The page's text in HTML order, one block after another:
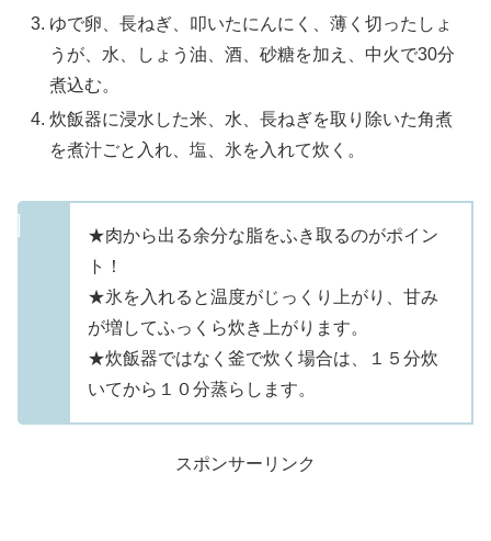
ゆで卵、長ねぎ、叩いたにんにく、薄く切ったしょ
うが、水、しょう油、酒、砂糖を加え、中火で30分
煮込む。
炊飯器に浸水した米、水、長ねぎを取り除いた角煮
を煮汁ごと入れ、塩、氷を入れて炊く。
★肉から出る余分な脂をふき取るのがポイン
ト！
★氷を入れると温度がじっくり上がり、甘み
が増してふっくら炊き上がります。
★炊飯器ではなく釜で炊く場合は、１５分炊
いてから１０分蒸らします。
スポンサーリンク